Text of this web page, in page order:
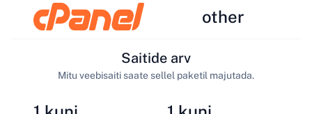
other
Saitide arv
Mitu veebisaiti saate sellel paketil majutada.